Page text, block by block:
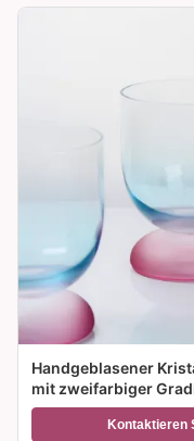
Handgeblasener
mit zweifarbiger
300 ml Kapazität für
WohnkulturKontaktieren